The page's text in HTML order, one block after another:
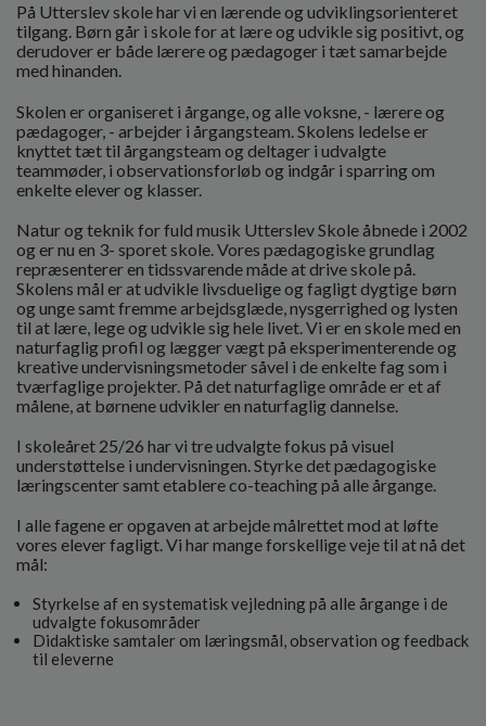
På Utterslev skole har vi en lærende og udviklingsorienteret
tilgang. Børn går i skole for at lære og udvikle sig positivt, og
derudover er både lærere og pædagoger i tæt samarbejde
med hinanden.
Skolen er organiseret i årgange, og alle voksne, - lærere og
pædagoger, - arbejder i årgangsteam. Skolens ledelse er
knyttet tæt til årgangsteam og deltager i udvalgte
teammøder, i observationsforløb og indgår i sparring om
enkelte elever og klasser.
Natur og teknik for fuld musik Utterslev Skole åbnede i 2002
og er nu en 3- sporet skole. Vores pædagogiske grundlag
repræsenterer en tidssvarende måde at drive skole på.
Skolens mål er at udvikle livsduelige og fagligt dygtige børn
og unge samt fremme arbejdsglæde, nysgerrighed og lysten
til at lære, lege og udvikle sig hele livet. Vi er en skole med en
naturfaglig profil og lægger vægt på eksperimenterende og
kreative undervisningsmetoder såvel i de enkelte fag som i
tværfaglige projekter. På det naturfaglige område er et af
målene, at børnene udvikler en naturfaglig dannelse.
I skoleåret 25/26 har vi tre udvalgte fokus på visuel
understøttelse i undervisningen. Styrke det pædagogiske
læringscenter samt etablere co-teaching på alle årgange.
I alle fagene er opgaven at arbejde målrettet mod at løfte
vores elever fagligt. Vi har mange forskellige veje til at nå det
mål:
Styrkelse af en systematisk vejledning på alle årgange i de
udvalgte fokusområder
Didaktiske samtaler om læringsmål, observation og feedback
til eleverne